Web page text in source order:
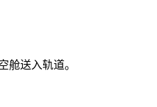
舱送入轨道。